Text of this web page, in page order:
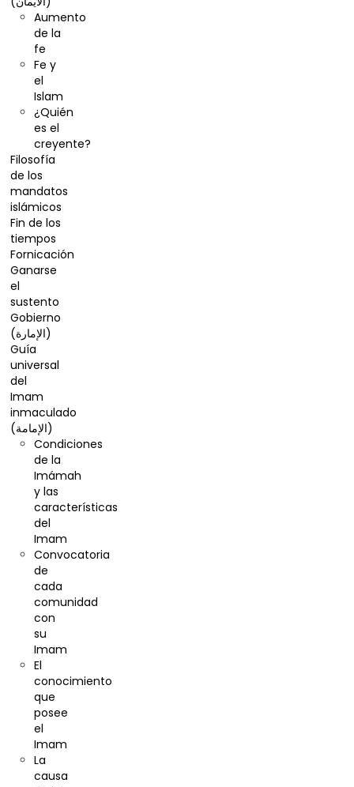
Aumento
de la
fe
Fe y
el
Islam
¿Quién
es el
creyente?
Filosofía
de los
mandatos
islámicos
Fin de los
tiempos
Fornicación
Ganarse
el
sustento
Gobierno
(الإمارة)
Guía
universal
del
Imam
inmaculado
(الإمامة)
Condiciones
de la
Imámah
y las
características
del
Imam
Convocatoria
de
cada
comunidad
con
su
Imam
El
conocimiento
que
posee
el
Imam
La
causa